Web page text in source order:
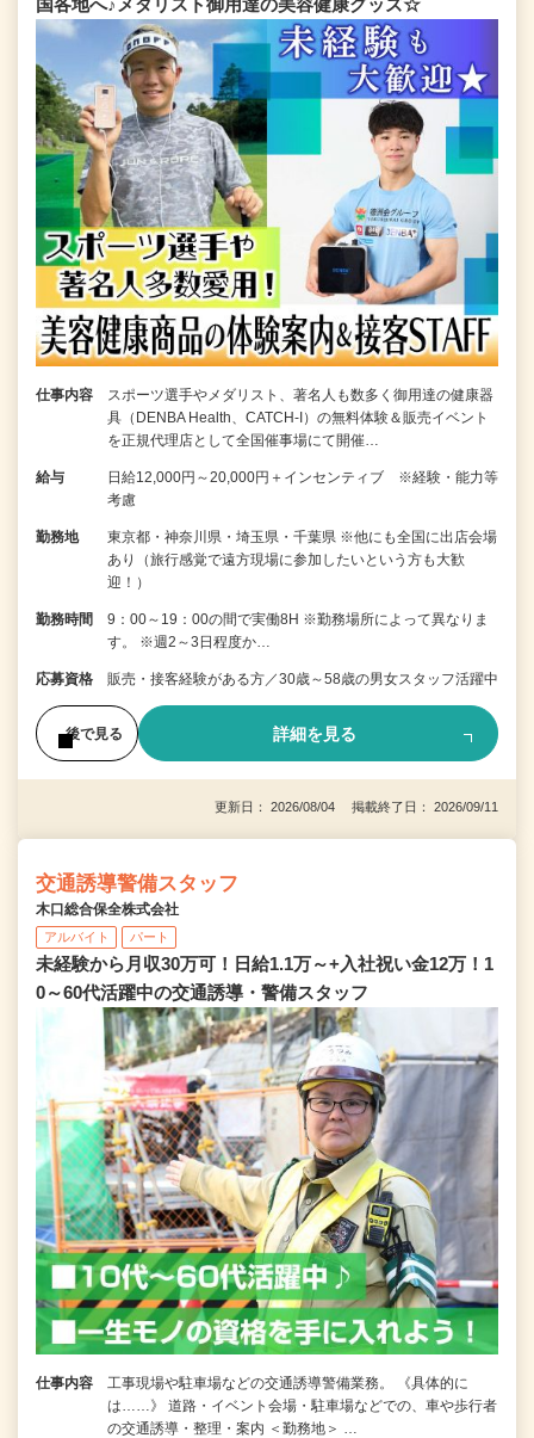
国各地へ♪メダリスト御用達の美容健康グッズ☆
仕事内容
スポーツ選手やメダリスト、著名人も数多く御用達の健康器
具（DENBA Health、CATCH-I）の無料体験＆販売イベント
を正規代理店として全国催事場にて開催…
給与
日給12,000円～20,000円＋インセンティブ ※経験・能力等
考慮
勤務地
東京都・神奈川県・埼玉県・千葉県 ※他にも全国に出店会場
あり（旅行感覚で遠方現場に参加したいという方も大歓
迎！）
勤務時間
9：00～19：00の間で実働8H ※勤務場所によって異なりま
す。 ※週2～3日程度か…
応募資格 販売・接客経験がある方／30歳～58歳の男女スタッフ活躍中
後で見る 詳細を見る
更新日： 2026/08/04 掲載終了日： 2026/09/11
交通誘導警備スタッフ
木口総合保全株式会社
アルバイト パート
未経験から月収30万可！日給1.1万～+入社祝い金12万！1
0～60代活躍中の交通誘導・警備スタッフ
仕事内容
工事現場や駐車場などの交通誘導警備業務。 《具体的に
は……》 道路・イベント会場・駐車場などでの、車や歩行者
の交通誘導・整理・案内 ＜勤務地＞ …